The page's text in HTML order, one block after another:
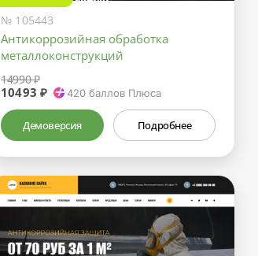
№ 105443
Антикоррозийная обработка
металлоконструкций
14990 ₽
10493 ₽ 420 баллов Плюса
Демоверсия Подробнее